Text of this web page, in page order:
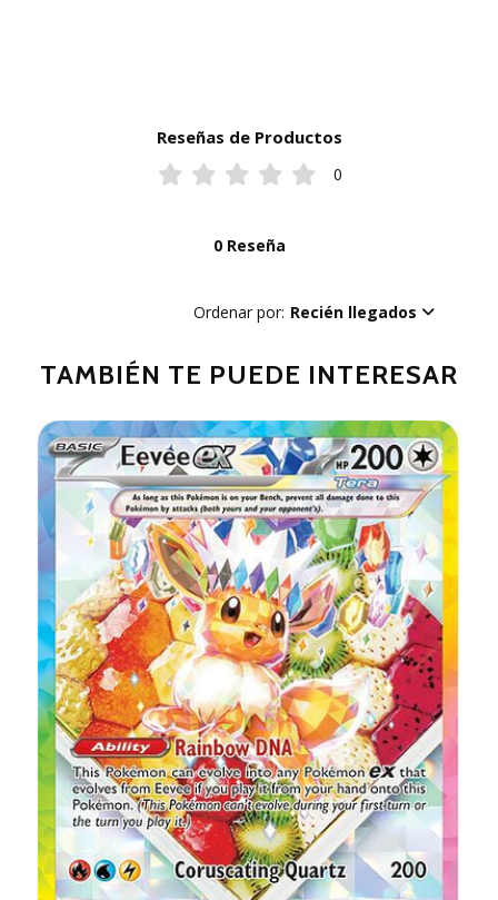
Reseñas de Productos
0
0 Reseña
Ordenar por: Recién llegados
TAMBIÉN TE PUEDE INTERESAR